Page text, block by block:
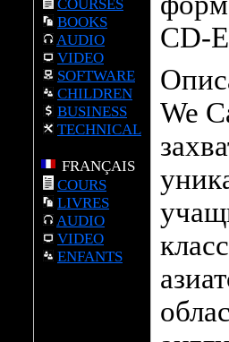
COURSES
BOOKS
AUDIO
VIDEO
SOFTWARE
CHILDREN
BUSINESS
TECHNICAL
FRANÇAIS
COURS
LIVRES
AUDIO
VIDEO
ENFANTS
CD-
We